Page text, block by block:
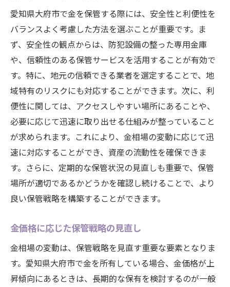
愛知県大府市で金を保管する際には、安全性と利便性を
バランスよく考慮した方法を選ぶことが重要です。ま
ず、安全性の観点からは、防犯設備の整った専用金庫
や、信頼性のある保管サービスを活用することが有効で
す。特に、地元の信頼できる業者を選定することで、地
域特有のリスクにも対応することができます。次に、利
便性に関しては、アクセスしやすい場所にあることや、
必要に応じて迅速に取り出せる仕組みが整っていること
が求められます。これにより、金相場の変動に応じて迅
速に対応することができ、資産の流動性を確保できま
す。さらに、定期的な保管状況の見直しも重要で、保管
場所が適切であるかどうかを確認し続けることで、より
良い保管戦略を構築することができます。
金価格に応じた保管戦略の見直し
金相場の変動は、保管戦略を見直す重要な要素となりま
す。愛知県大府市で金を所有している場合、金価格が上
昇傾向にあるときは、長期的な保有を検討するのが一般